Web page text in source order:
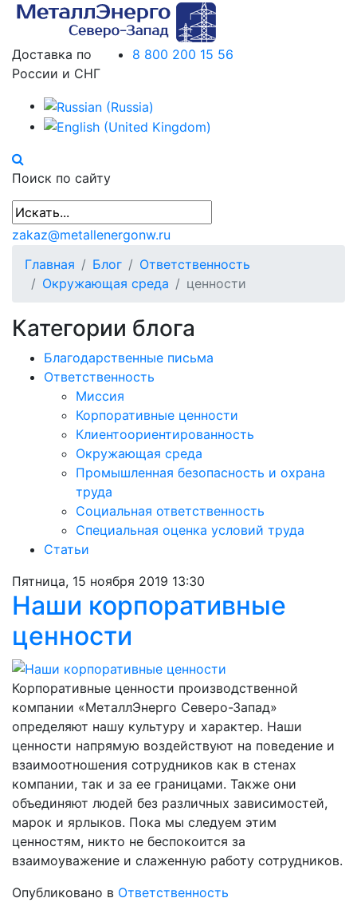
Доставка по
России и СНГ
8 800 200 15 56
Поиск по сайту
zakaz@metallenergonw.ru
Главная
Блог
Ответственность
Окружающая среда
ценности
Категории блога
Благодарственные письма
Ответственность
Миссия
Корпоративные ценности
Клиентоориентированность
Окружающая среда
Промышленная безопасность и охрана
труда
Социальная ответственность
Специальная оценка условий труда
Статьи
Пятница, 15 ноября 2019 13:30
Наши корпоративные
ценности
Корпоративные ценности производственной
компании «МеталлЭнерго Северо-Запад»
определяют нашу культуру и характер. Наши
ценности напрямую воздействуют на поведение и
взаимоотношения сотрудников как в стенах
компании, так и за ее границами. Также они
объединяют людей без различных зависимостей,
марок и ярлыков. Пока мы следуем этим
ценностям, никто не беспокоится за
взаимоуважение и слаженную работу сотрудников.
Опубликовано в Ответственность